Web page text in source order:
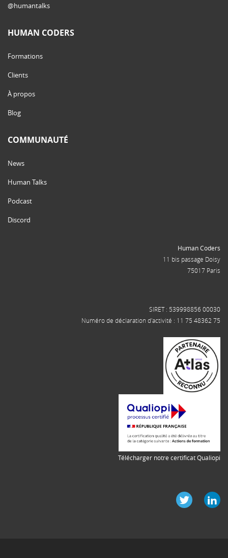
@humantalks
HUMAN CODERS
Formations
Clients
À propos
Blog
COMMUNAUTÉ
News
Human Talks
Podcast
Discord
Human Coders
11 bis passage Doisy
75017 Paris
SIRET : 539998856 00030
Numéro de déclaration d'activité : 11 75 48362 75
Télécharger notre certificat Qualiopi